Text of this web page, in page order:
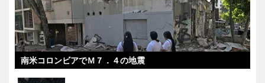
南米コロンビアでＭ７．４の地震